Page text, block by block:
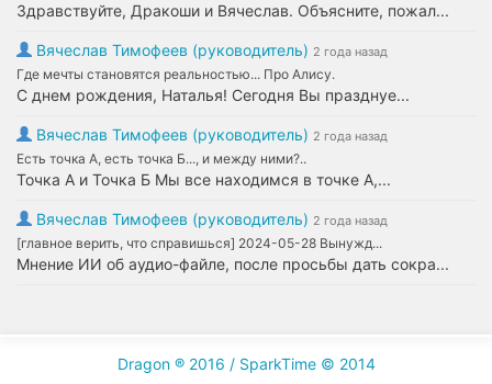
Здравствуйте, Дракоши и Вячеслав. Объясните, пожал...
Вячеслав Тимофеев (руководитель) 2 года назад
Где мечты становятся реальностью... Про Алису.
С днем рождения, Наталья! Сегодня Вы празднуе...
Вячеслав Тимофеев (руководитель) 2 года назад
Есть точка А, есть точка Б..., и между ними?..
Точка А и Точка Б Мы все находимся в точке А,...
Вячеслав Тимофеев (руководитель) 2 года назад
[главное верить, что справишься] 2024-05-28 Вынужд...
Мнение ИИ об аудио-файле, после просьбы дать сокра...
Dragon ® 2016 / SparkTime © 2014